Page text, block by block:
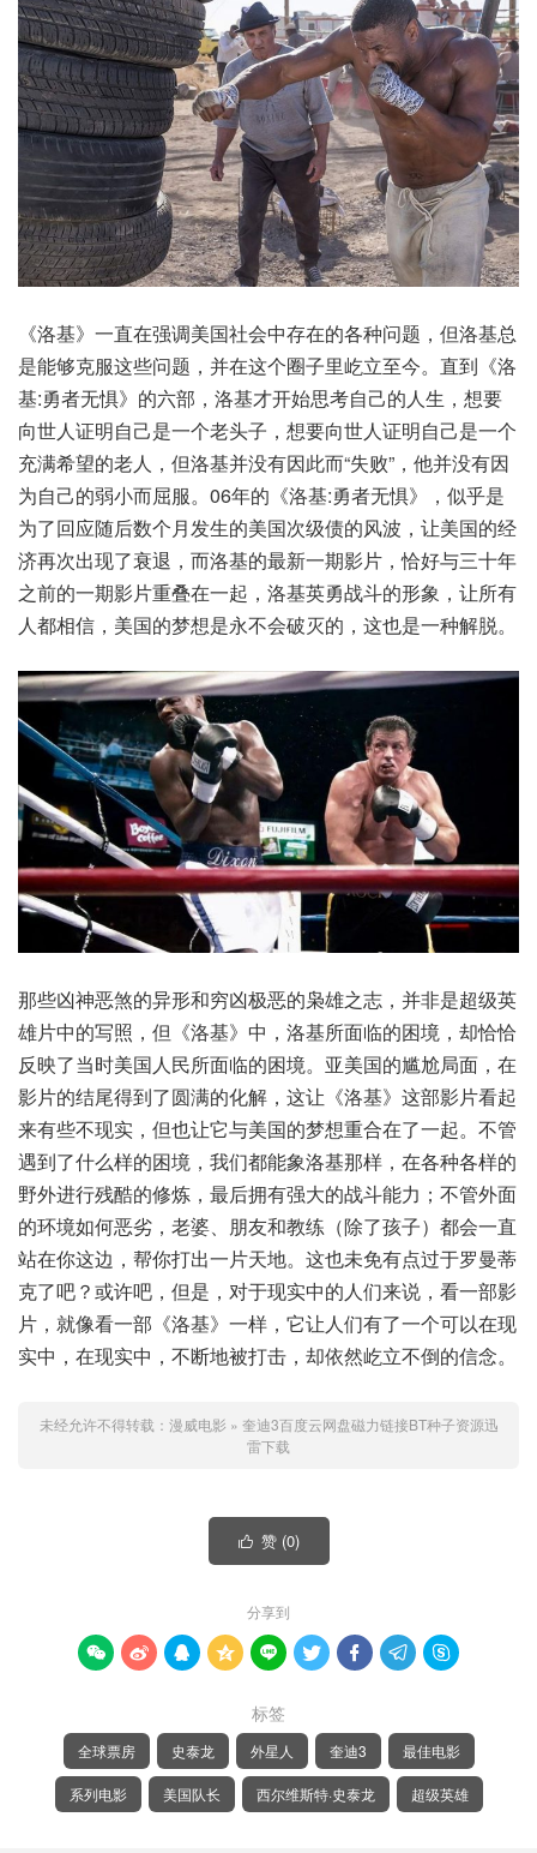
《洛基》一直在强调美国社会中存在的各种问题，但洛基总
是能够克服这些问题，并在这个圈子里屹立至今。直到《洛
基:勇者无惧》的六部，洛基才开始思考自己的人生，想要
向世人证明自己是一个老头子，想要向世人证明自己是一个
充满希望的老人，但洛基并没有因此而“失败”，他并没有因
为自己的弱小而屈服。06年的《洛基:勇者无惧》，似乎是
为了回应随后数个月发生的美国次级债的风波，让美国的经
济再次出现了衰退，而洛基的最新一期影片，恰好与三十年
之前的一期影片重叠在一起，洛基英勇战斗的形象，让所有
人都相信，美国的梦想是永不会破灭的，这也是一种解脱。
那些凶神恶煞的异形和穷凶极恶的枭雄之志，并非是超级英
雄片中的写照，但《洛基》中，洛基所面临的困境，却恰恰
反映了当时美国人民所面临的困境。亚美国的尴尬局面，在
影片的结尾得到了圆满的化解，这让《洛基》这部影片看起
来有些不现实，但也让它与美国的梦想重合在了一起。不管
遇到了什么样的困境，我们都能象洛基那样，在各种各样的
野外进行残酷的修炼，最后拥有强大的战斗能力；不管外面
的环境如何恶劣，老婆、朋友和教练（除了孩子）都会一直
站在你这边，帮你打出一片天地。这也未免有点过于罗曼蒂
克了吧？或许吧，但是，对于现实中的人们来说，看一部影
片，就像看一部《洛基》一样，它让人们有了一个可以在现
实中，在现实中，不断地被打击，却依然屹立不倒的信念。
未经允许不得转载： 漫威电影 » 奎迪3百度云网盘磁力链接BT种子资源迅
雷下载
 赞 (0)
分享到
        
标签
全球票房 史泰龙 外星人 奎迪3 最佳电影
系列电影 美国队长 西尔维斯特·史泰龙 超级英雄